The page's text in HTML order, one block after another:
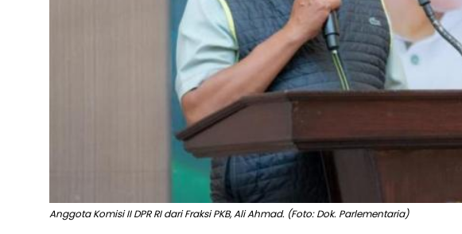
Anggota Komisi II DPR RI dari Fraksi PKB, Ali Ahmad. (Foto: Dok. Parlementaria)